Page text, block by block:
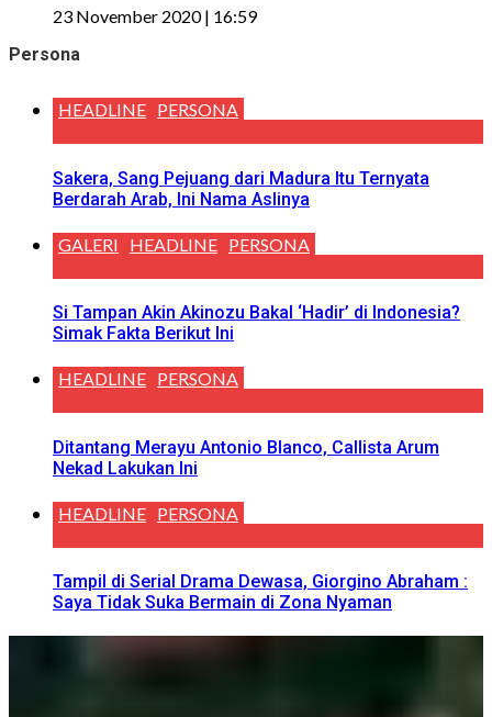
23 November 2020 | 16:59
Persona
HEADLINE PERSONA
Sakera, Sang Pejuang dari Madura Itu Ternyata
Berdarah Arab, Ini Nama Aslinya
GALERI HEADLINE PERSONA
Si Tampan Akin Akinozu Bakal ‘Hadir’ di Indonesia?
Simak Fakta Berikut Ini
HEADLINE PERSONA
Ditantang Merayu Antonio Blanco, Callista Arum
Nekad Lakukan Ini
HEADLINE PERSONA
Tampil di Serial Drama Dewasa, Giorgino Abraham :
Saya Tidak Suka Bermain di Zona Nyaman